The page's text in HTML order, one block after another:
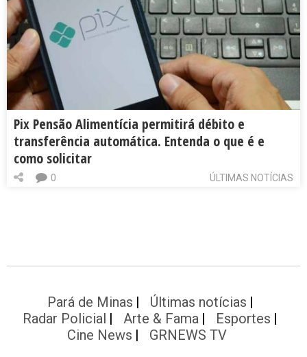
Pix Pensão Alimentícia permitirá débito e
transferência automática. Entenda o que é e
como solicitar
ÚLTIMAS NOTÍCIAS
0
Pará de Minas
Últimas notícias
Radar Policial
Arte & Fama
Esportes
Cine News
GRNEWS TV